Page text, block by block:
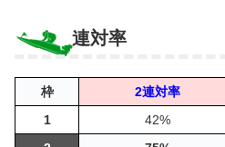
連対率
枠 2連対率
1
42%